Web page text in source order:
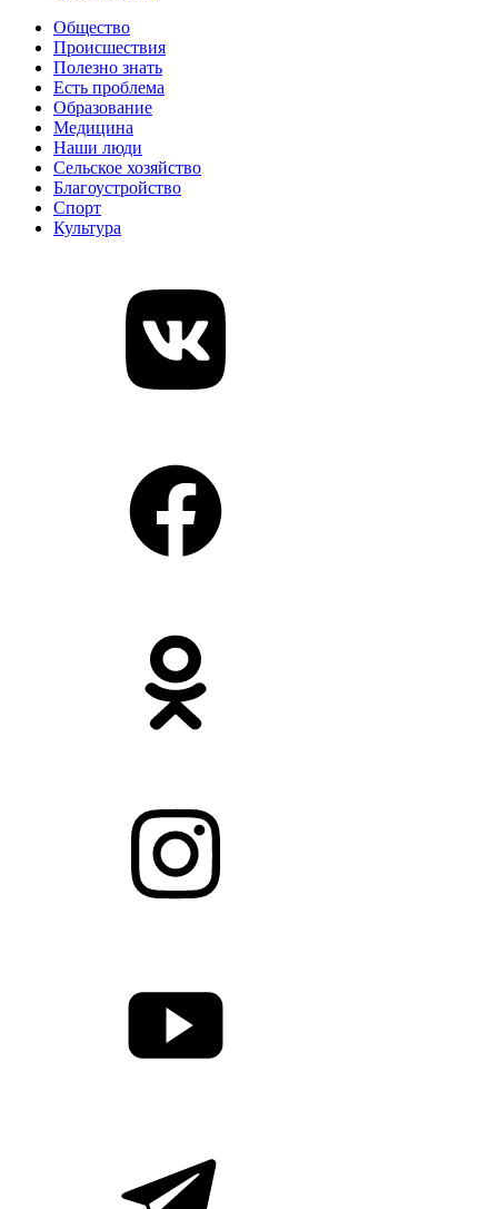
Общество
Происшествия
Полезно знать
Есть проблема
Образование
Медицина
Наши люди
Сельское хозяйство
Благоустройство
Спорт
Культура